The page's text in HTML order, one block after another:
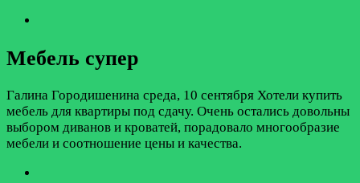
Мебель супер
Галина Городишенина среда, 10 сентября Хотели купить
мебель для квартиры под сдачу. Очень остались довольны
выбором диванов и кроватей, порадовало многообразие
мебели и соотношение цены и качества.